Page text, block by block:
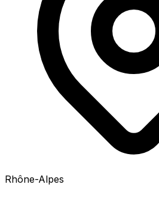
Rhône-Alpes